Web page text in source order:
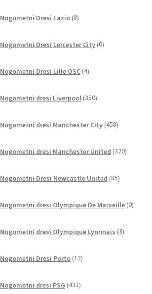
Nogometni Dresi Lazio 8izdelkov
Nogometni Dresi Leicester City 0izdelkov
Nogometni Dresi Lille OSC 4izdelki
Nogometni dresi Liverpool 350izdelkov
Nogometni dresi Manchester City 458izdelkov
Nogometni dresi Manchester United 320izdelkov
Nogometni Dresi Newcastle United 85izdelkov
Nogometni dresi Olympique De Marseille 0
Nogometni dresi Olympique Lyonnais 3izdelki
Nogometni Dresi Porto 13izdelkov
Nogometni dresi PSG 431izdelkov